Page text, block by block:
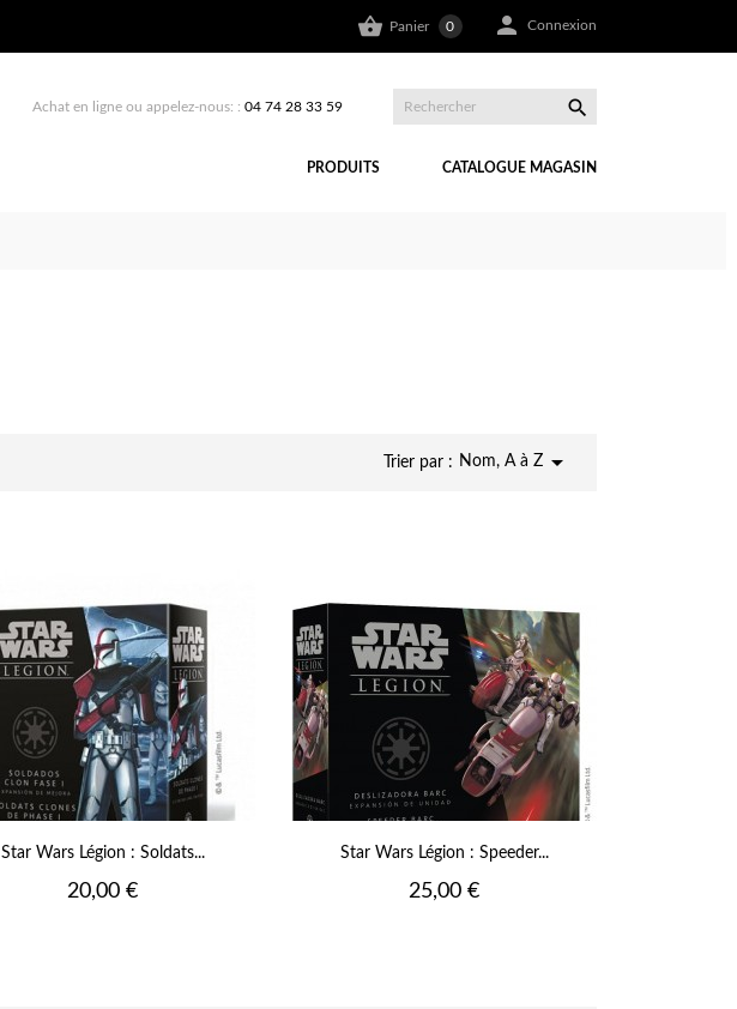
 Panier 0  Connexion
Achat en ligne ou appelez-nous: : 04 74 28 33 59 
PRODUITS CATALOGUE MAGASIN
Trier par : Nom, A à Z 
Star Wars Légion : Soldats...
Prix
20,00 €
Star Wars Légion : Speeder...
Prix
25,00 €